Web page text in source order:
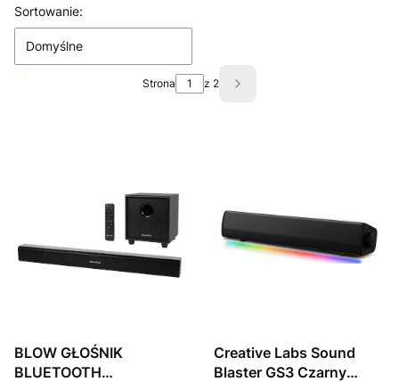
Lista produktów
Sortowanie:
Domyślne
Strona z 2 Następne produkty
BLOW GŁOŚNIK
BLUETOOTH
Creative Labs Sound
Blaster GS3 Czarny